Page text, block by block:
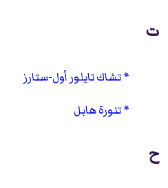
ت
تشاك تايلور أول-ستارز
تنورة هابل
ح